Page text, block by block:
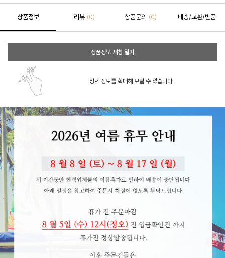
상품정보 리뷰 (0) 상품문의 (0) 배송/교환/반품
상품정보 새창 열기
상세 정보를 확대해 보실 수 있습니다.